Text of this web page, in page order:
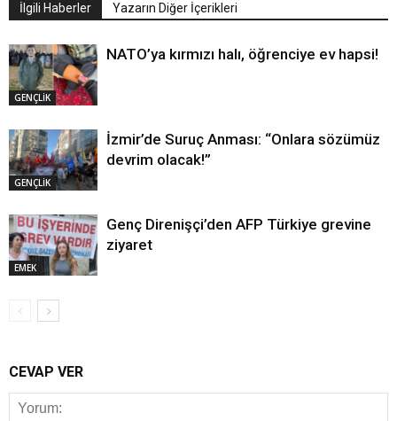
İlgili Haberler Yazarın Diğer İçerikleri
GENÇLİK
NATO’ya kırmızı halı, öğrenciye ev hapsi!
GENÇLİK
İzmir’de Suruç Anması: “Onlara sözümüz
devrim olacak!”
EMEK
Genç Direnişçi’den AFP Türkiye grevine
ziyaret
CEVAP VER